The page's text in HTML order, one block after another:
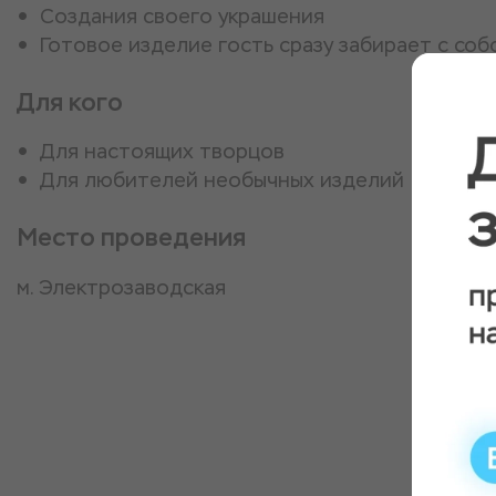
Создания своего украшения
Готовое изделие гость сразу забирает с
Для кого
Для настоящих творцов
Для любителей необычных изделий
Место проведения
​м. Электрозаводская